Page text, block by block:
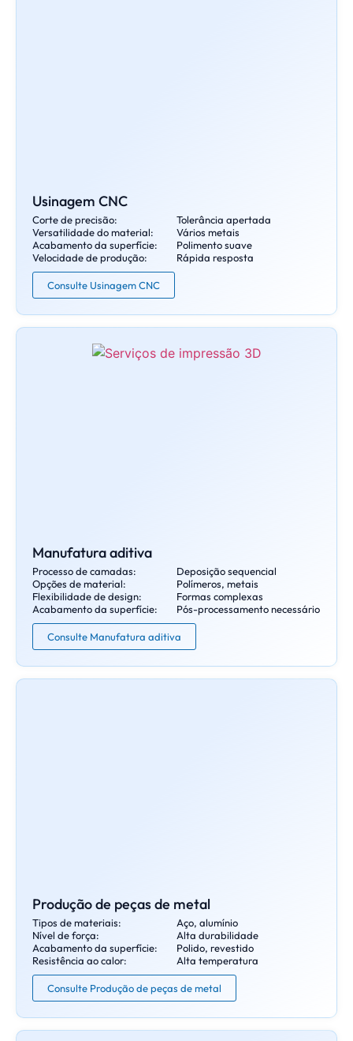
Usinagem CNC
Corte de precisão:
Tolerância apertada
Versatilidade do material:
Vários metais
Acabamento da superfície:
Polimento suave
Velocidade de produção:
Rápida resposta
Consulte Usinagem CNC
Manufatura aditiva
Processo de camadas:
Deposição sequencial
Opções de material:
Polímeros, metais
Flexibilidade de design:
Formas complexas
Acabamento da superfície:
Pós-processamento necessário
Consulte Manufatura aditiva
Produção de peças de metal
Tipos de materiais:
Aço, alumínio
Nível de força:
Alta durabilidade
Acabamento da superfície:
Polido, revestido
Resistência ao calor:
Alta temperatura
Consulte Produção de peças de metal